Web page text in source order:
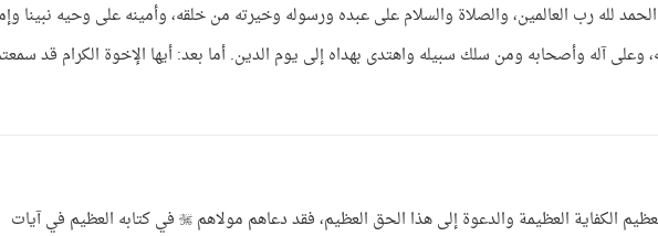
لله رب العالمين، والصلاة والسلام على عبده ورسوله وخيرته من خلقه، وأمينه على وحيه نبينا
وعلى آله وأصحابه ومن سلك سبيله واهتدى بهداه إلى يوم الدين. أما بعد: أيها الإخوة الكرام قد
الجواب: في كتاب الله العظيم الكفاية العظيمة والدعوة إلى هذا الحق العظيم، فقد دعاهم مولاهم  في كتابه العظيم في آيات